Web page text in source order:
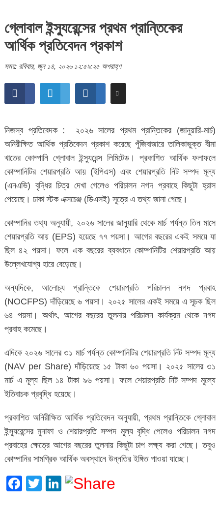
গ্লোবাল ইন্স্যুরেন্সের প্রথম প্রান্তিকের
আর্থিক প্রতিবেদন প্রকাশ
সময়: রবিবার, জুন ১৪, ২০২৬ ১২:৫৯:২৫ অপরাহ্ণ
নিজস্ব প্রতিবেদক : ২০২৬ সালের প্রথম প্রান্তিকের (জানুয়ারি-মার্চ)
অনিরীক্ষিত আর্থিক প্রতিবেদন প্রকাশ করেছে পুঁজিবাজারে তালিকাভুক্ত বীমা
খাতের কোম্পানি গ্লোবাল ইন্স্যুরেন্স লিমিটেড। প্রকাশিত আর্থিক ফলাফলে
কোম্পানিটির শেয়ারপ্রতি আয় (ইপিএস) এবং শেয়ারপ্রতি নিট সম্পদ মূল্য
(এনএভি) বৃদ্ধির চিত্র দেখা গেলেও পরিচালন নগদ প্রবাহে কিছুটা হ্রাস
পেয়েছে। ঢাকা স্টক এক্সচেঞ্জ (ডিএসই) সূত্রে এ তথ্য জানা গেছে।
কোম্পানির তথ্য অনুযায়ী, ২০২৬ সালের জানুয়ারি থেকে মার্চ পর্যন্ত তিন মাসে
শেয়ারপ্রতি আয় (EPS) হয়েছে ৭৭ পয়সা। আগের বছরের একই সময়ে যা
ছিল ৪২ পয়সা। ফলে এক বছরের ব্যবধানে কোম্পানিটির শেয়ারপ্রতি আয়
উল্লেখযোগ্য হারে বেড়েছে।
অন্যদিকে, আলোচ্য প্রান্তিকে শেয়ারপ্রতি পরিচালন নগদ প্রবাহ
(NOCFPS) দাঁড়িয়েছে ৬ পয়সা। ২০২৫ সালের একই সময়ে এ সূচক ছিল
৬৪ পয়সা। অর্থাৎ, আগের বছরের তুলনায় পরিচালন কার্যক্রম থেকে নগদ
প্রবাহ কমেছে।
এদিকে ২০২৬ সালের ৩১ মার্চ পর্যন্ত কোম্পানিটির শেয়ারপ্রতি নিট সম্পদ মূল্য
(NAV per Share) দাঁড়িয়েছে ১৫ টাকা ৬০ পয়সা। ২০২৫ সালের ৩১
মার্চ এ মূল্য ছিল ১৪ টাকা ৯৬ পয়সা। ফলে শেয়ারপ্রতি নিট সম্পদ মূল্যে
ইতিবাচক প্রবৃদ্ধি হয়েছে।
প্রকাশিত অনিরীক্ষিত আর্থিক প্রতিবেদন অনুযায়ী, প্রথম প্রান্তিকে গ্লোবাল
ইন্স্যুরেন্সের মুনাফা ও শেয়ারপ্রতি সম্পদ মূল্য বৃদ্ধি পেলেও পরিচালন নগদ
প্রবাহের ক্ষেত্রে আগের বছরের তুলনায় কিছুটা চাপ লক্ষ্য করা গেছে। তবুও
কোম্পানির সামগ্রিক আর্থিক অবস্থানে উন্নতির ইঙ্গিত পাওয়া যাচ্ছে।
Facebook
Twitter
LinkedIn